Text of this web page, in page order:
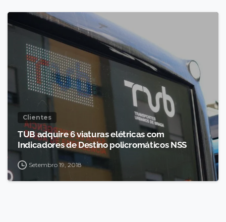
Clientes
TUB adquire 6 viaturas elétricas com
Indicadores de Destino policromáticos NSS
Setembro 19, 2018